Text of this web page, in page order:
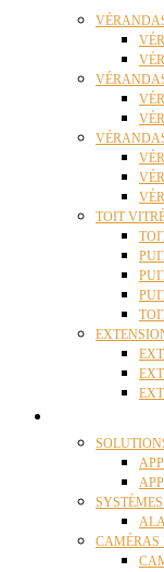
TOIT
CAMÉRAS